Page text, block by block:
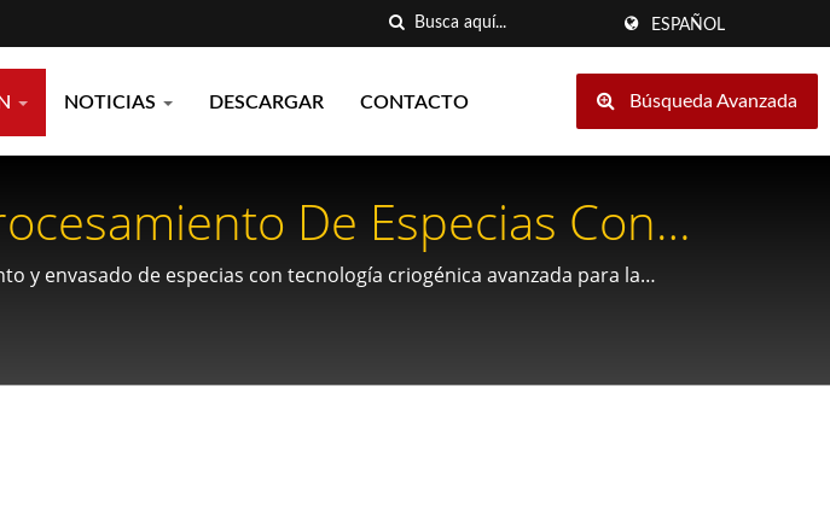
ESPAÑOL
NOTICIAS DESCARGAR CONTACTO Búsqueda Avanzada
De Especias Con
Líquido.
y envasado de especias con tecnología criogénica avanzada para la